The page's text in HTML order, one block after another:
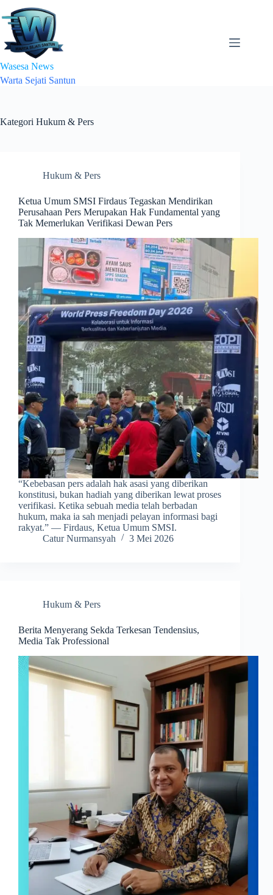
to
content
Wasesa News
Warta Sejati Santun
Kategori Hukum & Pers
Hukum & Pers
Ketua Umum SMSI Firdaus Tegaskan Mendirikan
Perusahaan Pers Merupakan Hak Fundamental yang
Tak Memerlukan Verifikasi Dewan Pers
​“Kebebasan pers adalah hak asasi yang diberikan
konstitusi, bukan hadiah yang diberikan lewat proses
verifikasi. Ketika sebuah media telah berbadan
hukum, maka ia sah menjadi pelayan informasi bagi
rakyat.” — Firdaus, Ketua Umum SMSI.
Catur Nurmansyah
3 Mei 2026
Hukum & Pers
Berita Menyerang Sekda Terkesan Tendensius,
Media Tak Professional